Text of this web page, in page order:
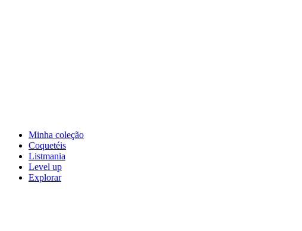
Minha coleção
Coquetéis
Listmania
Level up
Explorar